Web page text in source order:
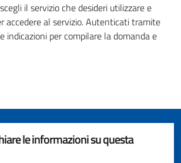
il servizio che desideri utilizzare e
accedere al servizio. Autenticati tramite
indicazioni per compilare la domanda e
le informazioni su questa